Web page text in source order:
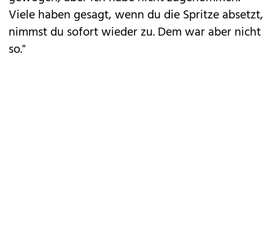
Viele haben gesagt, wenn du die Spritze absetzt,
nimmst du sofort wieder zu. Dem war aber nicht
so."